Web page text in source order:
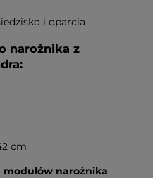
i oparcia
narożnika z
cm
narożnika